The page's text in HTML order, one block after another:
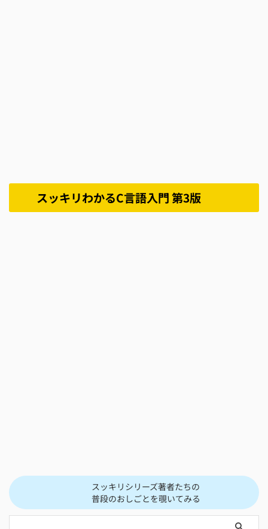
スッキリわかるC言語入門 第3版
スッキリシリーズ著者たちの
普段のおしごとを覗いてみる